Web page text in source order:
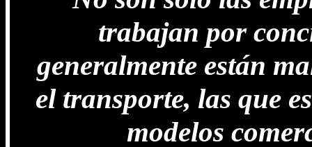
trabajan por
generalmente están
el transporte, las que
modelos